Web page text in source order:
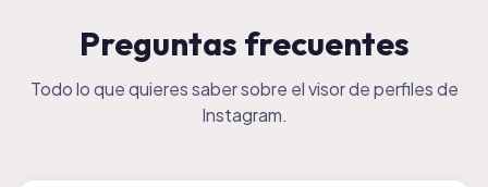
Preguntas frecuentes
Todo lo que quieres saber sobre el visor de perfiles de
Instagram.